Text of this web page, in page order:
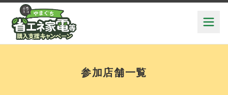
参加店舗一覧